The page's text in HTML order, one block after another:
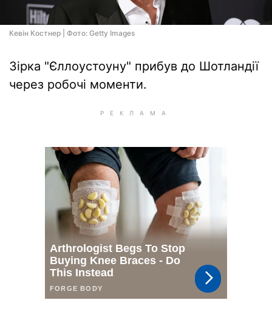
Кевін Костнер | Фото: Getty Images
Зірка "Єллоустоуну" прибув до Шотландії
через робочі моменти.